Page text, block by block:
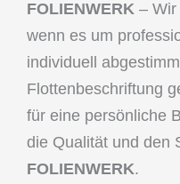
FOLIENWERK – Wir
wenn es um
individuell
Flottenbeschriftung
für eine persönliche
die Qualität und den
FOLIENWERK.